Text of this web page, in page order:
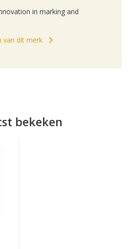
in marking and
van dit merk
bekeken